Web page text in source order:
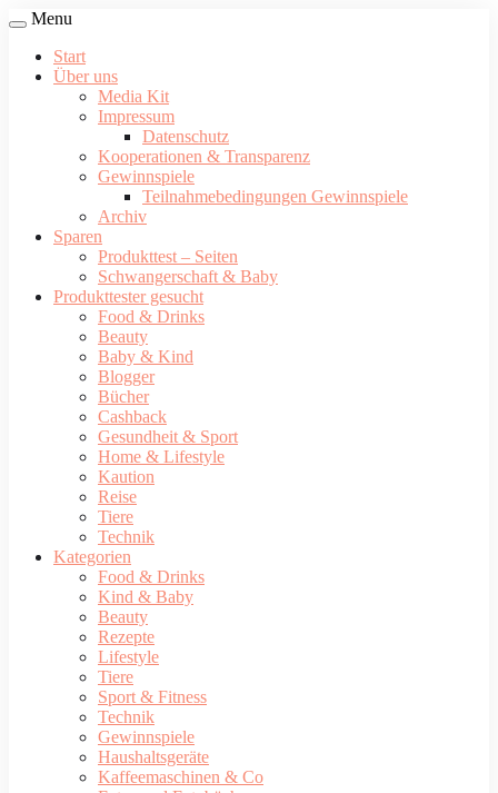
Menu
Start
Über uns
Media Kit
Impressum
Datenschutz
Kooperationen & Transparenz
Gewinnspiele
Teilnahmebedingungen Gewinnspiele
Archiv
Sparen
Produkttest – Seiten
Schwangerschaft & Baby
Produkttester gesucht
Food & Drinks
Beauty
Baby & Kind
Blogger
Bücher
Cashback
Gesundheit & Sport
Home & Lifestyle
Kaution
Reise
Tiere
Technik
Kategorien
Food & Drinks
Kind & Baby
Beauty
Rezepte
Lifestyle
Tiere
Sport & Fitness
Technik
Gewinnspiele
Haushaltsgeräte
Kaffeemaschinen & Co